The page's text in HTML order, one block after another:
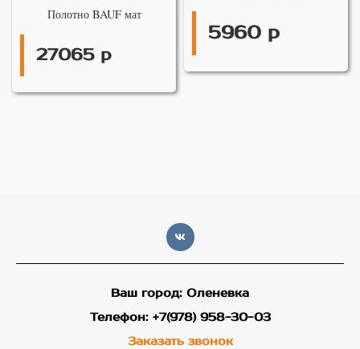
Полотно BAUF мат
27065 р
5960 р
Ваш город: Оленевка
Телефон: +7(978) 958-30-03
Заказать звонок